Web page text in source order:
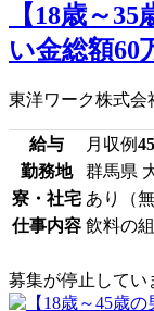
【18歳～
い金総額60
東洋ワーク株式会
給与 月収例
勤務地
群馬県
寮・社宅 あり（無
仕事内容 飲料の
募集が停止してい